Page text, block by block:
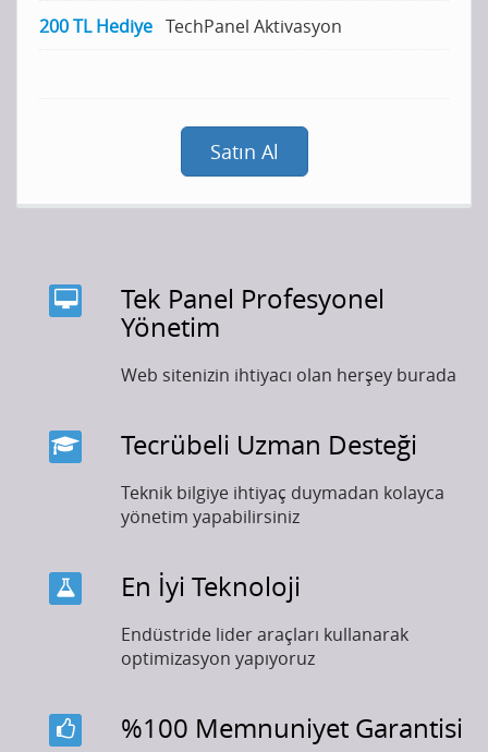
200 TL Hediye TechPanel Aktivasyon
Satın Al
Tek Panel Profesyonel
Yönetim
Web sitenizin ihtiyacı olan herşey burada
Tecrübeli Uzman Desteği
Teknik bilgiye ihtiyaç duymadan kolayca
yönetim yapabilirsiniz
En İyi Teknoloji
Endüstride lider araçları kullanarak
optimizasyon yapıyoruz
%100 Memnuniyet Garantisi